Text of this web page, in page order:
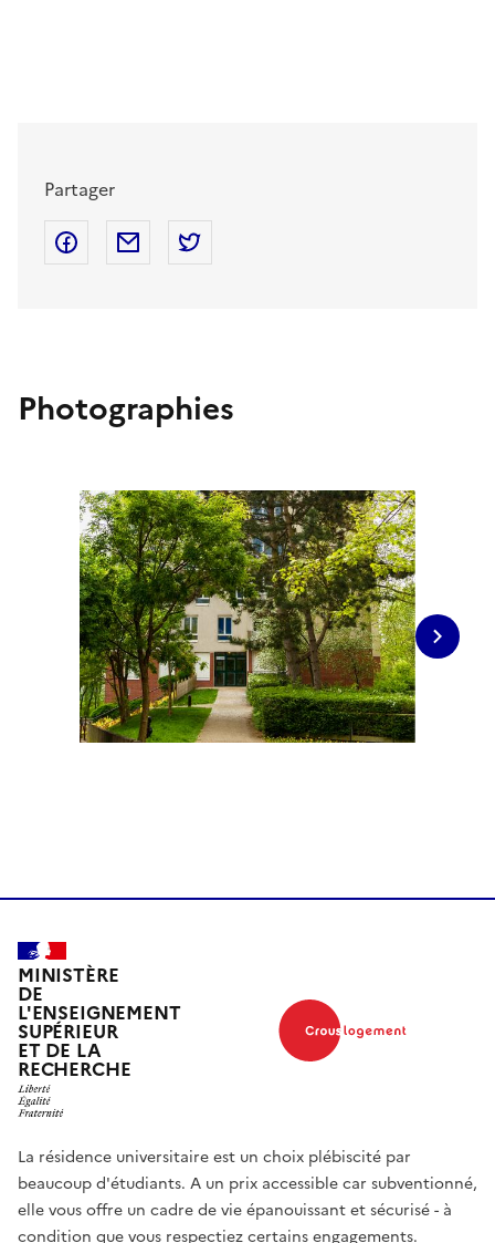
Partager
Partager sur Facebook
Partager par mail
Photographies
Image
MINISTÈRE
DE
L'ENSEIGNEMENT
SUPÉRIEUR
ET DE LA
RECHERCHE
La résidence universitaire est un choix plébiscité par
beaucoup d'étudiants. A un prix accessible car subventionné,
elle vous offre un cadre de vie épanouissant et sécurisé - à
condition que vous respectiez certains engagements.